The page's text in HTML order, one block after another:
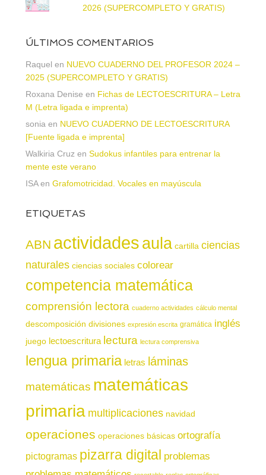
2026 (SUPERCOMPLETO Y GRATIS)
ÚLTIMOS COMENTARIOS
Raquel en NUEVO CUADERNO DEL PROFESOR 2024 –
2025 (SUPERCOMPLETO Y GRATIS)
Roxana Denise en Fichas de LECTOESCRITURA – Letra
M (Letra ligada e imprenta)
sonia en NUEVO CUADERNO DE LECTOESCRITURA
[Fuente ligada e imprenta]
Walkiria Cruz en Sudokus infantiles para entrenar la
mente este verano
ISAen Grafomotricidad. Vocales en mayúscula
ETIQUETAS
ABN actividadesaula cartilla ciencias
naturales ciencias sociales colorear
competencia matemática
comprensión lectora cuaderno actividades cálculo mental
descomposición divisiones expresión escrita gramática inglés
juego lectoescritura lectura lectura comprensiva
lengua primaria letras láminas
matemáticas matemáticas
primaria multiplicaciones navidad
operaciones operaciones básicas ortografía
pictogramas pizarra digital problemas